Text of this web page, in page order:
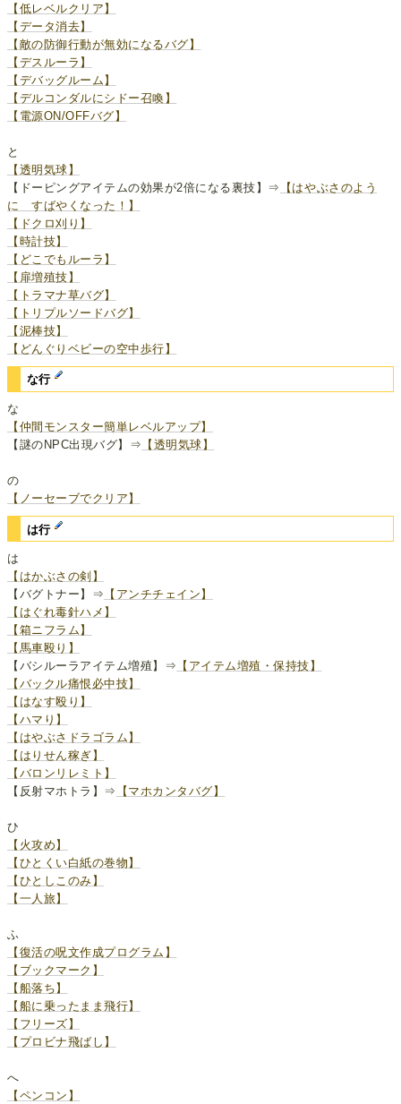
【低レベルクリア】
【データ消去】
【敵の防御行動が無効になるバグ】
【デスルーラ】
【デバッグルーム】
【デルコンダルにシドー召喚】
【電源ON/OFFバグ】
と
【透明気球】
【ドーピングアイテムの効果が2倍になる裏技】⇒
【はやぶさのよう
に すばやくなった！】
【ドクロ刈り】
【時計技】
【どこでもルーラ】
【扉増殖技】
【トラマナ草バグ】
【トリプルソードバグ】
【泥棒技】
【どんぐりベビーの空中歩行】
な行
な
【仲間モンスター簡単レベルアップ】
【謎のNPC出現バグ】⇒ 【透明気球】
の
【ノーセーブでクリア】
は行
は
【はかぶさの剣】
【バグトナー】⇒ 【アンチチェイン】
【はぐれ毒針ハメ】
【箱ニフラム】
【馬車殴り】
【バシルーラアイテム増殖】⇒ 【アイテム増殖・保持技】
【バックル痛恨必中技】
【はなす殴り】
【ハマり】
【はやぶさドラゴラム】
【はりせん稼ぎ】
【バロンリレミト】
【反射マホトラ】⇒
【マホカンタバグ】
ひ
【火攻め】
【ひとくい白紙の巻物】
【ひとしこのみ】
【一人旅】
ふ
【復活の呪文作成プログラム】
【ブックマーク】
【船落ち】
【船に乗ったまま飛行】
【フリーズ】
【プロビナ飛ばし】
へ
【ペンコン】